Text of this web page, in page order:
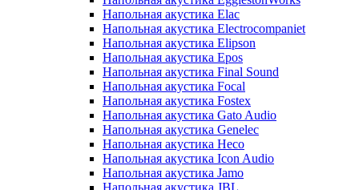
Напольная акустика Elac
Напольная акустика Electrocompaniet
Напольная акустика Elipson
Напольная акустика Epos
Напольная акустика Final Sound
Напольная акустика Focal
Напольная акустика Fostex
Напольная акустика Gato Audio
Напольная акустика Genelec
Напольная акустика Heco
Напольная акустика Icon Audio
Напольная акустика Jamo